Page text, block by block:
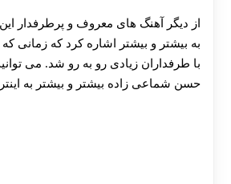
از دیگر آهنگ های معروف و پرطرفدار
به بیشتر و بیشتر اشاره کرد که زمانی
با طرفداران زیادی رو به رو شد. می
حسن شماعی زاده بیشتر و بیشتر به